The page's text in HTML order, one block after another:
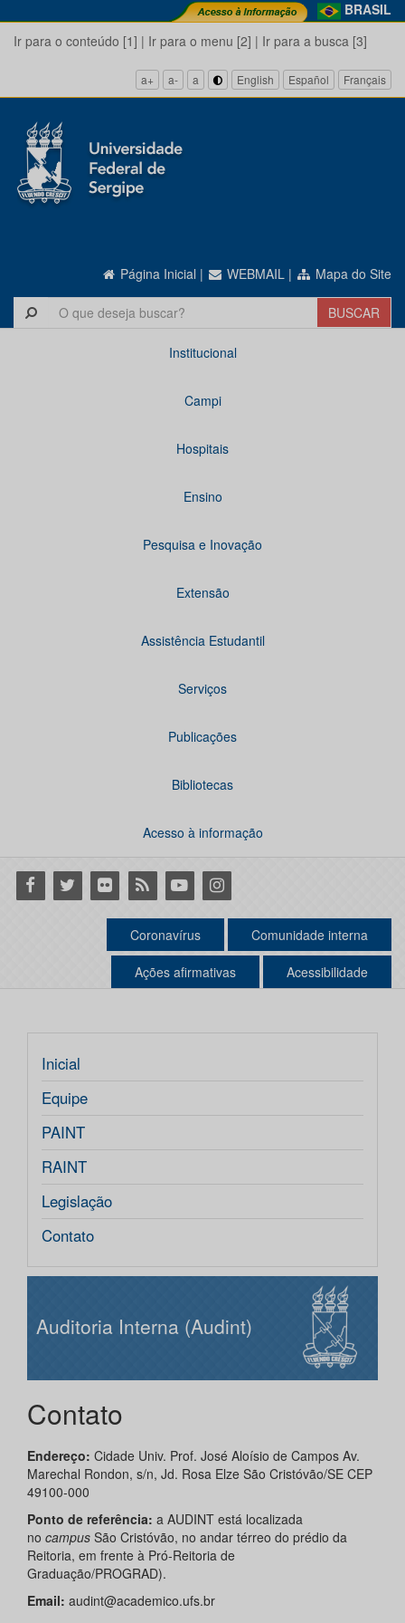
BRASIL
Ir para o conteúdo [1] | Ir para o menu [2] | Ir para a busca [3]
a+ a- a English Español Français
Página Inicial | WEBMAIL | Mapa do Site
Institucional
Campi
Hospitais
Ensino
Pesquisa e Inovação
Extensão
Assistência Estudantil
Serviços
Publicações
Bibliotecas
Acesso à informação
Facebook
Twitter Flickr RSS YoutubeInstagram
Coronavírus Comunidade interna
Ações afirmativas Acessibilidade
Inicial
Equipe
PAINT
RAINT
Legislação
Contato
Auditoria Interna (Audint)
Contato
Endereço: Cidade Univ. Prof. José Aloísio de Campos Av.
Marechal Rondon, s/n, Jd. Rosa Elze São Cristóvão/SE CEP
49100-000
Ponto de referência: a AUDINT está localizada
no campus São Cristóvão, no andar térreo do prédio da
Reitoria, em frente à Pró-Reitoria de
Graduação/PROGRAD).
Email: audint@academico.ufs.br